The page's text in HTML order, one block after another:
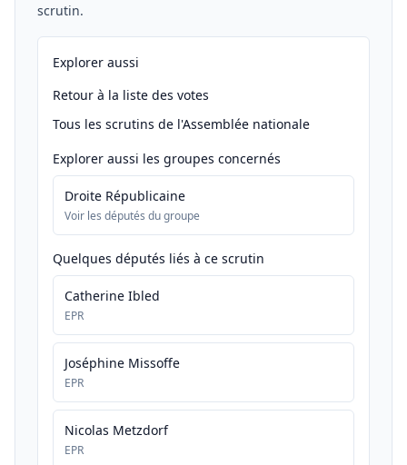
scrutin.
Explorer aussi
Retour à la liste des votes
Tous les scrutins de l'Assemblée nationale
Explorer aussi les groupes concernés
Droite Républicaine
Voir les députés du groupe
Quelques députés liés à ce scrutin
Catherine Ibled
EPR
Joséphine Missoffe
EPR
Nicolas Metzdorf
EPR